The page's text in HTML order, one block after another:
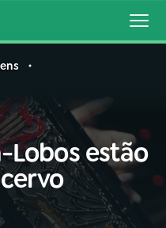
Lobos estão